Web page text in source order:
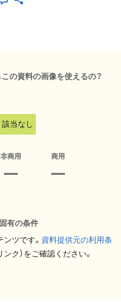
の資料の画像を使えるの？
該当なし
非商用 商用
有の条件
ツです。 資料提供元の利用条
ンク）をご確認ください。